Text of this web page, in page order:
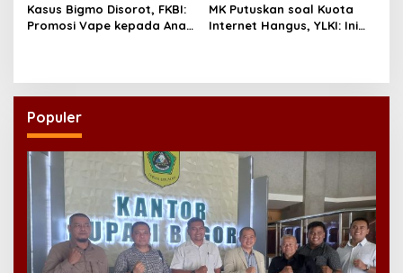
Kasus Bigmo Disorot, FKBI:
Promosi Vape kepada Anak
MK Putuskan soal Kuota
Internet Hangus, YLKI: Ini
Populer